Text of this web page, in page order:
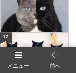
12
メニュー 前へ